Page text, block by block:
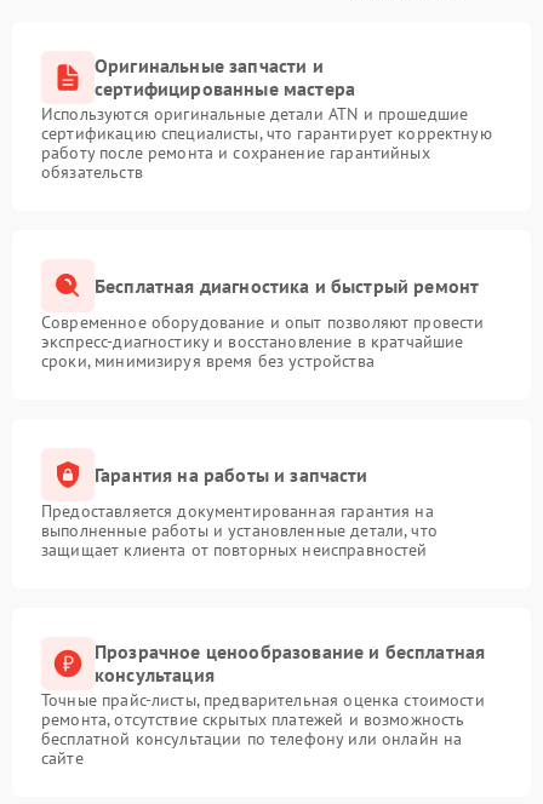
Оригинальные запчасти и
сертифицированные мастера
Используются оригинальные детали ATN и прошедшие
сертификацию специалисты, что гарантирует корректную
работу после ремонта и сохранение гарантийных
обязательств
Бесплатная диагностика и быстрый ремонт
Современное оборудование и опыт позволяют провести
экспресс-диагностику и восстановление в кратчайшие
сроки, минимизируя время без устройства
Гарантия на работы и запчасти
Предоставляется документированная гарантия на
выполненные работы и установленные детали, что
защищает клиента от повторных неисправностей
Прозрачное ценообразование и бесплатная
консультация
Точные прайс-листы, предварительная оценка стоимости
ремонта, отсутствие скрытых платежей и возможность
бесплатной консультации по телефону или онлайн на
сайте